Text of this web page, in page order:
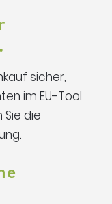
sicher,
im EU-Tool
Sie die